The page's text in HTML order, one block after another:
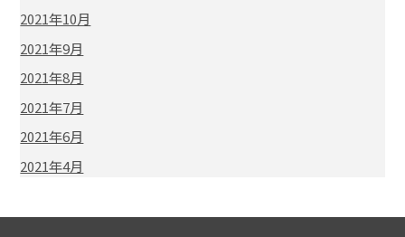
2021年10月
2021年9月
2021年8月
2021年7月
2021年6月
2021年4月